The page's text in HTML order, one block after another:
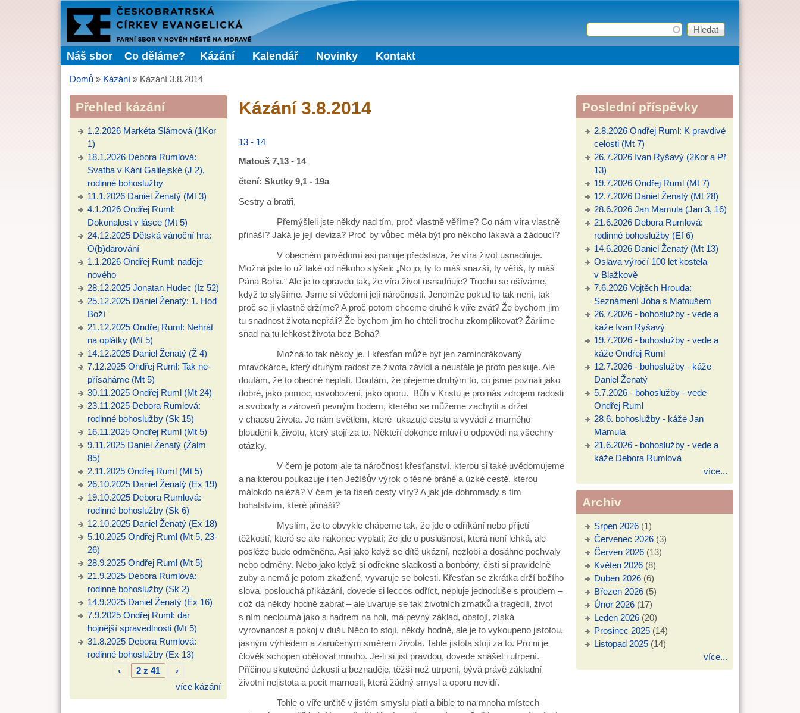
FARNÍ
SBOR
ČCE
Vyhledávání
Hledat
Hlavní menu
Náš sbor Co děláme? Kázání Kalendář Novinky Kontakt
Jste zde
Domů » Kázání » Kázání 3.8.2014
Kázání 3.8.2014
13 - 14
Matouš 7,13 - 14
čtení: Skutky 9,1 - 19a
Sestry a bratři,
Přemýšleli jste někdy nad tím, proč vlastně věříme? Co nám víra vlastně
přináší? Jaká je její deviza? Proč by vůbec měla být pro někoho lákavá a žádoucí?
V obecném povědomí asi panuje představa, že víra život usnadňuje.
Možná jste to už také od někoho slyšeli: „No jo, ty to máš snazší, ty věříš, ty máš
Pána Boha.“ Ale je to opravdu tak, že víra život usnadňuje? Trochu se ošíváme,
když to slyšíme. Jsme si vědomi její náročnosti. Jenomže pokud to tak není, tak
proč se jí vlastně držíme? A proč potom chceme druhé k víře zvát? Že bychom jim
tu snadnost života nepřáli? Že bychom jim ho chtěli trochu zkomplikovat? Žárlíme
snad na tu lehkost života bez Boha?
Možná to tak někdy je. I křesťan může být jen zamindrákovaný
mravokárce, který druhým radost ze života závidí a neustále je proto peskuje. Ale
doufám, že to obecně neplatí. Doufám, že přejeme druhým to, co jsme poznali jako
dobré, jako pomoc, osvobození, jako oporu. Bůh v Kristu je pro nás zdrojem radosti
a svobody a zároveň pevným bodem, kterého se můžeme zachytit a držet
v chaosu života. Je nám světlem, které ukazuje cestu a vyvádí z marného
bloudění k životu, který stojí za to. Někteří dokonce mluví o odpovědi na všechny
otázky.
V čem je potom ale ta náročnost křesťanství, kterou si také uvědomujeme
a na kterou poukazuje i ten Ježíšův výrok o těsné bráně a úzké cestě, kterou
málokdo nalézá? V čem je ta tíseň cesty víry? A jak jde dohromady s tím
bohatstvím, které přináší?
Myslím, že to obvykle chápeme tak, že jde o odříkání nebo přijetí
těžkostí, které se ale nakonec vyplatí; že jde o poslušnost, která není lehká, ale
posléze bude odměněna. Asi jako když se dítě ukázní, nezlobí a dosáhne pochvaly
nebo odměny. Nebo jako když si odřekne sladkosti a bonbóny, čistí si pravidelně
zuby a nemá je potom zkažené, vyvaruje se bolesti. Křesťan se zkrátka drží božího
slova, poslouchá přikázání, dovede si leccos odříct, nepluje jednoduše s proudem –
což dá někdy hodně zabrat – ale uvaruje se tak životních zmatků a tragédií, život
s ním necloumá jako s hadrem na holi, má pevný základ, obstojí, získá
vyrovnanost a pokoj v duši. Něco to stojí, někdy hodně, ale je to vykoupeno jistotou,
jasným výhledem a zaručeným směrem života. Tahle jistota stojí za to. Pro ni je
člověk schopen obětovat mnoho. Je-li si jist pravdou, dovede snášet i utrpení.
Příčinou skutečné úzkosti a beznaděje, těžší než utrpení, bývá právě základní
životní nejistota a pocit marnosti, která žádný smysl a oporu nevidí.
Tohle o víře určitě v jistém smyslu platí a bible to na mnoha místech
Přehled kázání
1.2.2026 Markéta Slámová (1Kor
1)
18.1.2026 Debora Rumlová:
Svatba v Káni Galilejské (J 2),
rodinné bohoslužby
11.1.2026 Daniel Ženatý (Mt 3)
4.1.2026 Ondřej Ruml:
Dokonalost v lásce (Mt 5)
24.12.2025 Dětská vánoční hra:
O(b)darování
1.1.2026 Ondřej Ruml: naděje
nového
28.12.2025 Jonatan Hudec (Iz 52)
25.12.2025 Daniel Ženatý: 1. Hod
Boží
21.12.2025 Ondřej Ruml: Nehrát
na oplátky (Mt 5)
14.12.2025 Daniel Ženatý (Ž 4)
7.12.2025 Ondřej Ruml: Tak ne-
přísaháme (Mt 5)
30.11.2025 Ondřej Ruml (Mt 24)
23.11.2025 Debora Rumlová:
rodinné bohoslužby (Sk 15)
16.11.2025 Ondřej Ruml (Mt 5)
9.11.2025 Daniel Ženatý (Žalm
85)
2.11.2025 Ondřej Ruml (Mt 5)
26.10.2025 Daniel Ženatý (Ex 19)
19.10.2025 Debora Rumlová:
rodinné bohoslužby (Sk 6)
12.10.2025 Daniel Ženatý (Ex 18)
5.10.2025 Ondřej Ruml (Mt 5, 23-
26)
28.9.2025 Ondřej Ruml (Mt 5)
21.9.2025 Debora Rumlová:
rodinné bohoslužby (Sk 2)
14.9.2025 Daniel Ženatý (Ex 16)
7.9.2025 Ondřej Ruml: dar
hojnější spravedlnosti (Mt 5)
31.8.2025 Debora Rumlová:
rodinné bohoslužby (Ex 13)
‹
2 z 41
›
více kázání
Poslední příspěvky
2.8.2026 Ondřej Ruml: K pravdivé
celosti (Mt 7)
26.7.2026 Ivan Ryšavý (2Kor a Př
13)
19.7.2026 Ondřej Ruml (Mt 7)
12.7.2026 Daniel Ženatý (Mt 28)
28.6.2026 Jan Mamula (Jan 3, 16)
21.6.2026 Debora Rumlová:
rodinné bohoslužby (Ef 6)
14.6.2026 Daniel Ženatý (Mt 13)
Oslava výročí 100 let kostela
v Blažkově
7.6.2026 Vojtěch Hrouda:
Seznámení Jóba s Matoušem
26.7.2026 - bohoslužby - vede a
káže Ivan Ryšavý
19.7.2026 - bohoslužby - vede a
káže Ondřej Ruml
12.7.2026 - bohoslužby - káže
Daniel Ženatý
5.7.2026 - bohoslužby - vede
Ondřej Ruml
28.6. bohoslužby - káže Jan
Mamula
21.6.2026 - bohoslužby - vede a
káže Debora Rumlová
více...
Archiv
Srpen 2026 (1)
Červenec 2026 (3)
Červen 2026 (13)
Květen 2026 (8)
Duben 2026 (6)
Březen 2026 (5)
Únor 2026 (17)
Leden 2026 (20)
Prosinec 2025 (14)
Listopad 2025 (14)
více...